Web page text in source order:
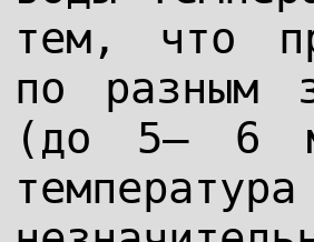
тем, что
по разным
(до 5— 6